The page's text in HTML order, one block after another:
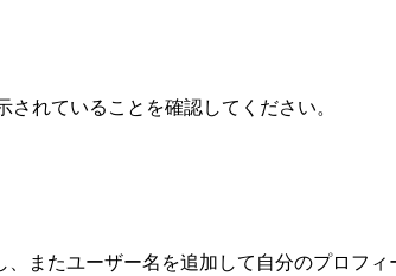
れていることを確認してください。
、またユーザー名を追加して自分のプロフ